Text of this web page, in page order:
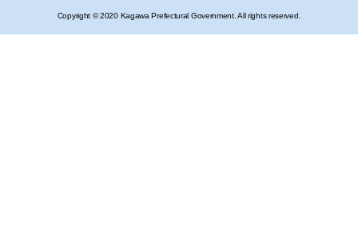
Copyright © 2020 Kagawa Prefectural Government. All rights reserved.